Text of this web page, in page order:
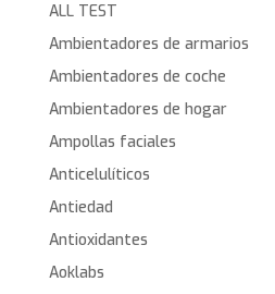
ALL TEST
Ambientadores de armarios
Ambientadores de coche
Ambientadores de hogar
Ampollas faciales
Anticelulíticos
Antiedad
Antioxidantes
Aoklabs